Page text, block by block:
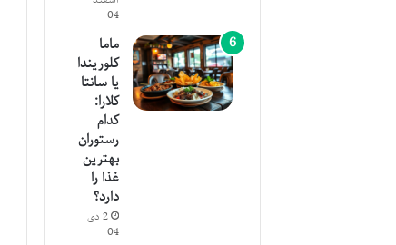
04
ماما
کلوریندا
یا سانتا
کلارا:
کدام
رستوران
بهترین
غذا را
دارد؟
2 دی
04